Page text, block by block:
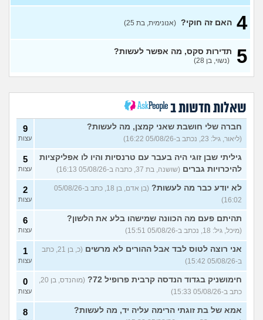
מתה מפחד שהוא יספר לכולם
עצות
מפנטז על חבר טוב שלי
האם חוויתי תקיפה מינית?
(רוויטל, בת 24)
14
עצות
בנות,אתן הייתן "מסדרות" את
אח שלכם במצב כזה?
(לוחם שקרוב ל'חרור, בן 21)
מסאג׳יסט מעורער
(מסאג׳יסט מעורער, בן 26)
4
עצות
אנחנו מקיימים יחסים עם
בגדים וזה לא מפריע לבעלי,
מה לעשות?
(דיאנה, בת 42)
5
עצות
מחזור לאחר כמה שעות, זה
בטוח?
(שלומי, בן 21)
9
עצות
נשוי מפנטז על ליידיבויס
(מאטיטיהו, בן 37)
3
עצות
למישהו יש עצה איך לדכא את
החשק המיני?
(יפה, בת 43)
4 האם זה חוקי? (אנונימית, בת 25)
5 תדירות סקס, מה אפשר לעשות?
(נשוי, בן 28)
שאלות חדשות ב
חברה שלי חושבת שאני קמצן, מה לעשות?
(ליאור, גיל: 23, נכתב ב-05/08/26 16:22)
9
עצות
גיליתי שבן זוגי היה בעבר עם טרנסיות והיו לו אפליקציות
להיכרויות גברים (שושנה, בת 37, כתבה ב-05/08/26 16:13)
5
עצות
לא יודע כבר מה לעשות?
(בן אדם, בן 18, כתב ב-05/08/26
16:02)
2
עצות
תהיתם פעם מה הכוונה שמישהו בלע את הלשון?
(מיכל, גיל: 18, נכתב ב-05/08/26 15:51)
6
עצות
אני רוצה לטוס לבד אבל ההורים לא מרשים
(כ, בן 21, כתב
ב-05/08/26 15:42)
1
עצות
חימושניק בגדוד הנדסה קרבית פרופיל 72?
(מוהנדס, בן 20,
כתב ב-05/08/26 15:33)
0
עצות
אמא של בת זוגתי הרימה עליה יד, מה לעשות? 8